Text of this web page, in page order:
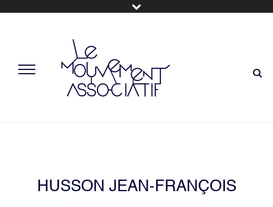
HUSSON JEAN-FRANÇOIS